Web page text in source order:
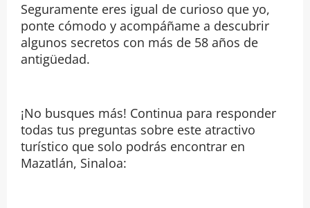
Seguramente eres igual de curioso que yo,
ponte cómodo y acompáñame a descubrir
algunos secretos con más de 58 años de
antigüedad.
¡No busques más! Continua para responder
todas tus preguntas sobre este atractivo
turístico que solo podrás encontrar en
Mazatlán, Sinaloa: